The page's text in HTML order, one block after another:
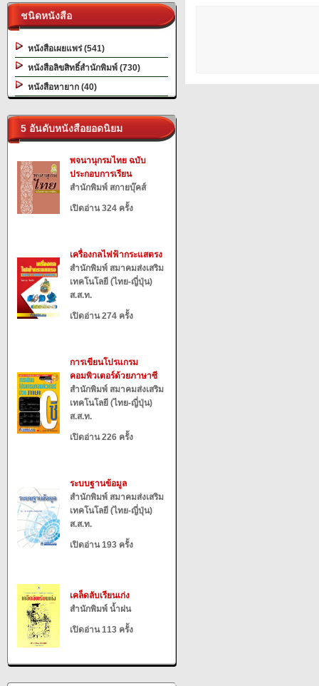
ชนิดหนังสือ
หนังสือเผยแพร่ (541)
หนังสือลิขสิทธิ์สำนักพิมพ์ (730)
หนังสือหายาก (40)
5 อันดับหนังสือยอดนิยม
พจนานุกรมไทย ฉบับ
ประกอบการเรียน
สำนักพิมพ์ สกายบุ๊คส์
เปิดอ่าน 324 ครั้ง
เครื่องกลไฟฟ้ากระแสตรง
สำนักพิมพ์ สมาคมส่งเสริม
เทคโนโลยี (ไทย-ญี่ปุ่น)
ส.ส.ท.
เปิดอ่าน 274 ครั้ง
การเขียนโปรแกรม
คอมพิวเตอร์ด้วยภาษาซี
สำนักพิมพ์ สมาคมส่งเสริม
เทคโนโลยี (ไทย-ญี่ปุ่น)
ส.ส.ท.
เปิดอ่าน 226 ครั้ง
ระบบฐานข้อมูล
สำนักพิมพ์ สมาคมส่งเสริม
เทคโนโลยี (ไทย-ญี่ปุ่น)
ส.ส.ท.
เปิดอ่าน 193 ครั้ง
เคล็ดลับเรียนเก่ง
สำนักพิมพ์ น้ำฝน
เปิดอ่าน 113 ครั้ง